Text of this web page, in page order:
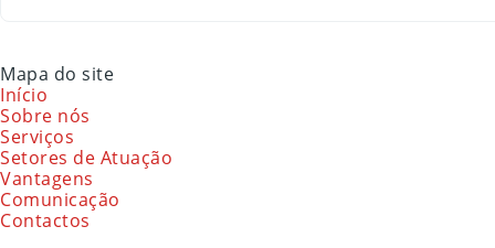
Mapa do site
Início
Sobre nós
Serviços
Setores de Atuação
Vantagens
Comunicação
Contactos